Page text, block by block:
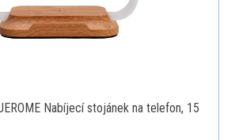
Nabíjecí stojánek na telefon, 15